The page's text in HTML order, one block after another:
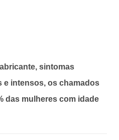
sintomas
e intensos, os chamados
das mulheres com idade